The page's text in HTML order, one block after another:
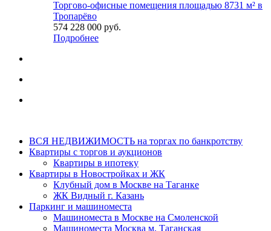
Торгово-офисные помещения площадью 8731 м² в
Тропарёво
574 228 000 руб.
Подробнее
ВСЯ НЕДВИЖИМОСТЬ на торгах по банкротству
Квартиры с торгов и аукционов
Квартиры в ипотеку
Квартиры в Новостройках и ЖК
Клубный дом в Москве на Таганке
ЖК Видный г. Казань
Паркинг и машиноместа
Машиноместа в Москве на Смоленской
Машиноместа Москва м. Таганская